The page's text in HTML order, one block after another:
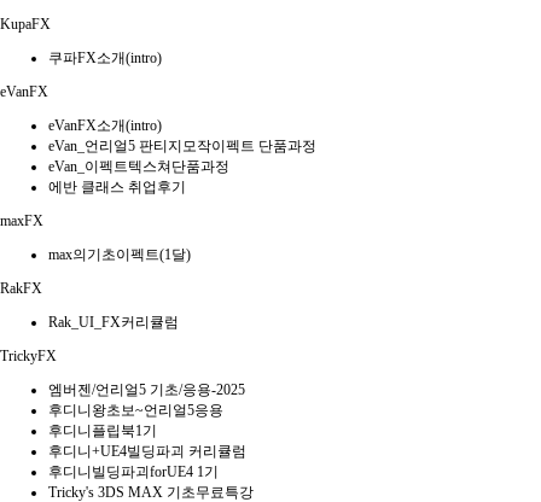
KupaFX
쿠파FX소개(intro)
eVanFX
eVanFX소개(intro)
eVan_언리얼5 판티지모작이펙트 단품과정
eVan_이펙트텍스쳐단품과정
에반 클래스 취업후기
maxFX
max의기초이펙트(1달)
RakFX
Rak_UI_FX커리큘럼
TrickyFX
엠버젠/언리얼5 기초/응용-2025
후디니왕초보~언리얼5응용
후디니플립북1기
후디니+UE4빌딩파괴 커리큘럼
후디니빌딩파괴forUE4 1기
Tricky's 3DS MAX 기초무료특강